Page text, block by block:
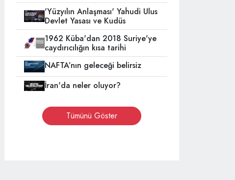
'Yüzyılın Anlaşması' Yahudi Ulus
Devlet Yasası ve Kudüs
1962 Küba'dan 2018 Suriye'ye
caydırıcılığın kısa tarihi
NAFTA’nın geleceği belirsiz
İran'da neler oluyor?
Tümünü Göster